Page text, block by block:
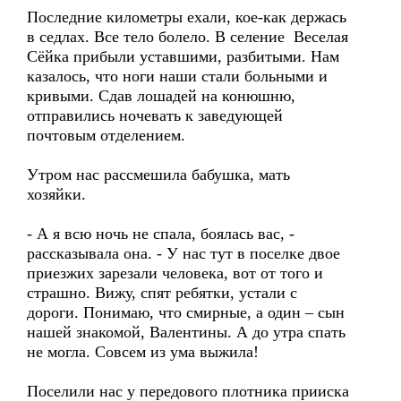
Последние километры ехали, кое-как держась
в седлах. Все тело болело. В селение Веселая
Сёйка прибыли уставшими, разбитыми. Нам
казалось, что ноги наши стали больными и
кривыми. Сдав лошадей на конюшню,
отправились ночевать к заведующей
почтовым отделением.
Утром нас рассмешила бабушка, мать
хозяйки.
- А я всю ночь не спала, боялась вас, -
рассказывала она. - У нас тут в поселке двое
приезжих зарезали человека, вот от того и
страшно. Вижу, спят ребятки, устали с
дороги. Понимаю, что смирные, а один – сын
нашей знакомой, Валентины. А до утра спать
не могла. Совсем из ума выжила!
Поселили нас у передового плотника прииска